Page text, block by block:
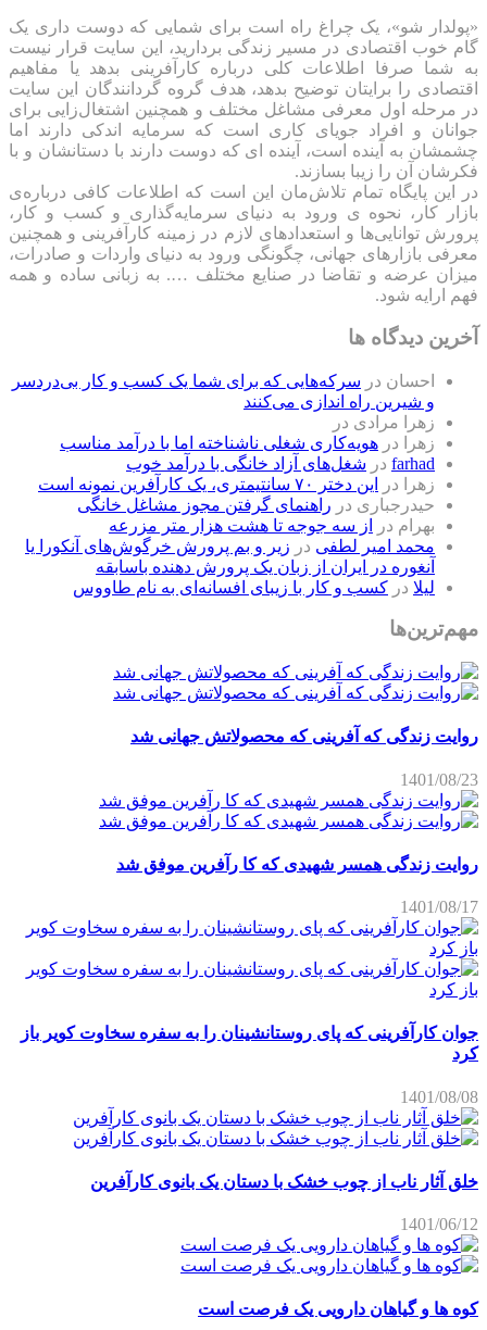
«پولدار شو»، یک چراغ راه است برای شمایی که دوست داری یک
گام خوب اقتصادی در مسیر زندگی بردارید، این سایت قرار نیست
به شما صرفا اطلاعات کلی درباره کارآفرینی بدهد یا مفاهیم
اقتصادی را برایتان توضیح بدهد، هدف گروه گردانندگان این سایت
در مرحله اول معرفی مشاغل مختلف و همچنین اشتغال‌زایی برای
جوانان و افراد جویای کاری است که سرمایه اندکی دارند اما
چشمشان به آینده است، آینده ای که دوست دارند با دستانشان و با
فکرشان آن را زیبا بسازند.
در این پایگاه تمام تلاش‌مان این است که ‌اطلاعات کافی درباره‌ی
بازار کار، نحوه ی ورود به دنیای سرمایه‌گذاری و کسب و کار،
پرورش توانایی‌ها و استعدادهای لازم در زمینه کارآفرینی و همچنین
معرفی بازارهای جهانی، چگونگی ورود به دنیای واردات و صادرات،
میزان عرضه و تقاضا در صنایع مختلف …. به زبانی ساده و همه
فهم ارایه شود.
آخرین دیدگاه ها
احسان در سرکه‌هایی که برای شما یک کسب و کار بی‌دردسر
و شیرین راه اندازی می‌کنند
زهرا مرادی در
زهرا
در هویه‌کاری شغلی ناشناخته اما با درآمد مناسب
farhad در شغل‌های آزاد خانگی با درآمد خوب
زهرا
در
این دختر ۷۰ سانتیمتری، یک کارآفرین نمونه است
حیدرجباری در راهنمای گرفتن مجوز مشاغل خانگی
بهرام در
از سه جوجه تا هشت هزار متر مزرعه
محمد امیر لطفی در زیر و بم پرورش خرگوش‌های آنکورا یا
آنغوره در ایران از زبان یک پرورش دهنده باسابقه
لیلا در کسب و کار با زیبای افسانه‌ای به نام طاووس
مهم‌ترین‌ها
روایت زندگی که آفرینی که محصولاتش جهانی شد
1401/08/23
روایت زندگی همسر شهیدی که کا رآفرین موفق شد
1401/08/17
جوان کارآفرینی که پای روستانشینان را به سفره سخاوت کویر باز
کرد
1401/08/08
خلق آثار ناب از چوب خشک با دستان یک بانوی کارآفرین
1401/06/12
کوه ها و گیاهان دارویی یک فرصت است